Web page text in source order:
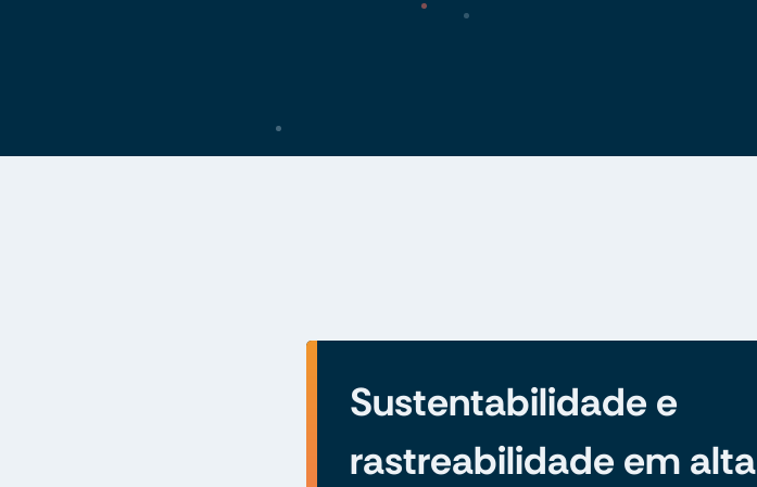
Sustentabilidade e
rastreabilidade em alta